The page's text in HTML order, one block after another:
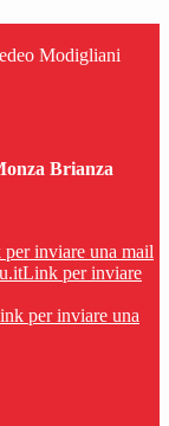
Modigliani
Brianza
inviare una mail
Link per inviare
per inviare una